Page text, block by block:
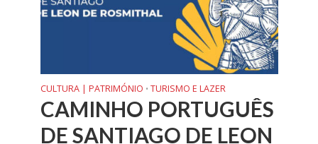
CULTURA | PATRIMÓNIO • TURISMO E LAZER
CAMINHO PORTUGUÊS
DE SANTIAGO DE LEON